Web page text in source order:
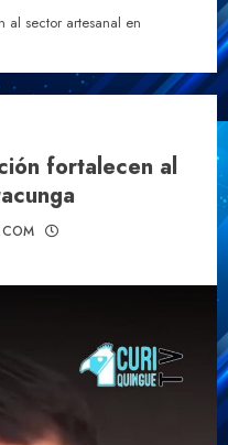
al sector artesanal en
fortalecen al